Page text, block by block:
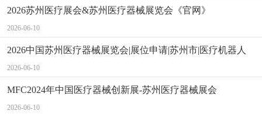
2026苏州医疗展会&苏州医疗器械展览会《官网》
2026-06-10
2026中国苏州医疗器械展览会|展位申请|苏州市|医疗机器人
2026-06-10
MFC2024年中国医疗器械创新展-苏州医疗器械展会
2026-06-10